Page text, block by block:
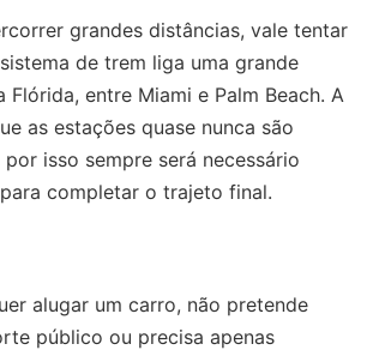
grandes distâncias, vale tentar
de trem liga uma grande
entre Miami e Palm Beach. A
as estações quase nunca são
isso sempre será necessário
completar o trajeto final.
alugar um carro, não pretende
público ou precisa apenas